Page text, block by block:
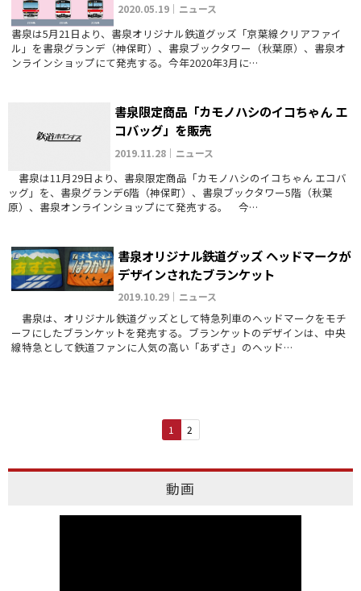
2020.05.19｜ニュース
書泉は5月21日より、書泉オリジナル鉄道グッズ「京葉線クリアファイ
ル」を書泉グランデ（神保町）、書泉ブックタワー（秋葉原）、書泉オ
ンラインショップにて発売する。今年2020年3月に…
書泉限定商品「カモノハシのイコちゃん エ
コバッグ」を販売
2019.11.28｜ニュース
書泉は11月29日より、書泉限定商品「カモノハシのイコちゃん エコバ
ッグ」を、書泉グランデ6階（神保町）、書泉ブックタワー5階（秋葉
原）、書泉オンラインショップにて発売する。 今…
書泉オリジナル鉄道グッズ ヘッドマークが
デザインされたブランケット
2019.10.29｜ニュース
書泉は、オリジナル鉄道グッズとして特急列車のヘッドマークをモチ
ーフにしたブランケットを発売する。ブランケットのデザインは、中央
線特急として鉄道ファンに人気の高い「あずさ」のヘッド…
1 2
動画